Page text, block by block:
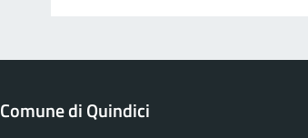
Comune di Quindici